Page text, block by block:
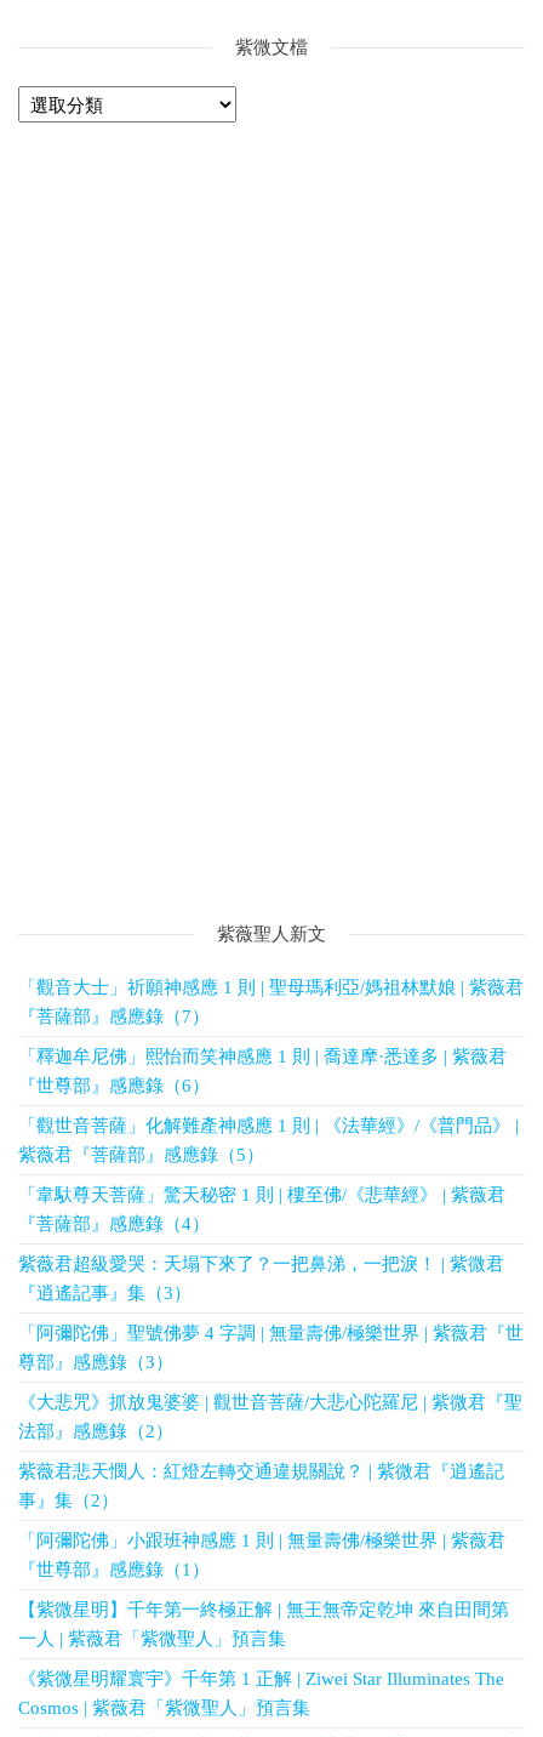
紫微文檔
紫薇聖人新文
「觀音大士」祈願神感應 1 則 | 聖母瑪利亞/媽祖林默娘 | 紫薇君
『菩薩部』感應錄（7）
「釋迦牟尼佛」熙怡而笑神感應 1 則 | 喬達摩·悉達多 | 紫薇君
『世尊部』感應錄（6）
「觀世音菩薩」化解難產神感應 1 則 | 《法華經》/《普門品》 |
紫薇君『菩薩部』感應錄（5）
「韋馱尊天菩薩」驚天秘密 1 則 | 樓至佛/《悲華經》 | 紫薇君
『菩薩部』感應錄（4）
紫薇君超級愛哭：天塌下來了？一把鼻涕，一把淚！ | 紫微君
『逍遙記事』集（3）
「阿彌陀佛」聖號佛夢 4 字調 | 無量壽佛/極樂世界 | 紫薇君『世
尊部』感應錄（3）
《大悲咒》抓放鬼婆婆 | 觀世音菩薩/大悲心陀羅尼 | 紫微君『聖
法部』感應錄（2）
紫薇君悲天憫人：紅燈左轉交通違規關說？ | 紫微君『逍遙記
事』集（2）
「阿彌陀佛」小跟班神感應 1 則 | 無量壽佛/極樂世界 | 紫薇君
『世尊部』感應錄（1）
【紫微星明】千年第一終極正解 | 無王無帝定乾坤 來自田間第
一人 | 紫薇君「紫微聖人」預言集
《紫微星明耀寰宇》千年第 1 正解 | Ziwei Star Illuminates The
Cosmos | 紫薇君「紫微聖人」預言集